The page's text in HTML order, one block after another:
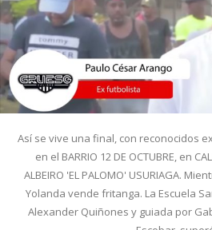
Así se vive una final, con reconocidos
en el BARRIO 12 DE OCTUBRE, en
ALBEIRO 'EL PALOMO' USURIAGA.
Yolanda vende fritanga. La Escuela
Alexander Quiñones y guiada por